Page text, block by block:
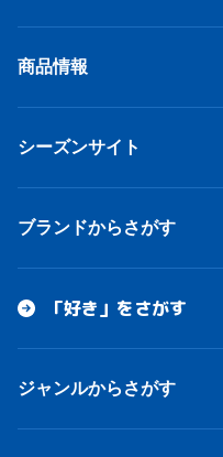
商品情報
シーズンサイト
ブランドからさがす
「好き」をさがす
ジャンルからさがす